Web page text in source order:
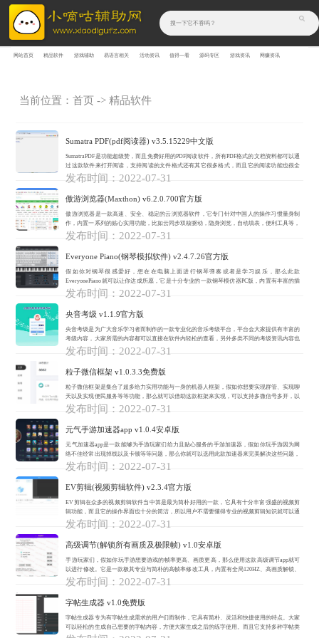
网站首页 精品软件 游戏辅助 易语言相关 活动资讯 值得一看 源码专区 游戏资讯 网赚资讯
当前位置：首页 -> 精品软件
Sumatra PDF(pdf阅读器) v3.5.15229中文版
SumatraPDF是功能超级赞，而且免费好用的PDF阅读软件，所有PDF格式的文档资料都可以通
过这款软件来打开阅读，支持阅读的文件格式还有其它很多格式，而且它的阅读功能也很全
面，可以让用户体验到最贴心、最快捷的PDF阅读。功能介绍1.支持直接选择本地的P...
发布时间：2022-07-31
傲游浏览器(Maxthon) v6.2.0.700官方版
傲游浏览器是一款高速、安全、稳定的云浏览器软件，它专门针对中国人的操作习惯量身制
作，内置一系列的贴心实用功能，比如云同步双核驱动，隐身浏览，自动填表，便利工具等，
能够为用户提供畅快的浏览体验，并且拥有智能去除页面广告，让您的浏览体验更好。软件特
色1.畅快浏...
发布时间：2022-07-31
Everyone Piano(钢琴模拟软件) v2.4.7.26官方版
假如你对钢琴很感爱好，想在在电脑上面进行钢琴弹奏或者是学习娱乐，那么此款
EveryonePiano就可以让你达成所愿，它是十分专业的一款钢琴模仿器PC版，内置有丰富的插
件、丰富的教程、大量的钢琴曲谱，而且还可以外接音源，让你在电脑上轻松进行钢琴弹奏。
功能介...
发布时间：2022-07-31
央音考级 v1.1.9官方版
央音考级是为广大音乐学习者而制作的一款专业化的音乐考级平台，平台会大家提供有丰富的
考级内容，大家所需的内容都可以直接在软件内轻松的查看，另外多类不同的考级资讯内容也
会及时推送给大家，让大家对音乐考级最新资讯可以更及时的接收。另外软件还有大量的考级
服务，集合...
发布时间：2022-07-31
粒子微信框架 v1.0.3.3免费版
粒子微信框架是集合了超多给力实用功能与一身的机器人框架，假如你想要实现群管、实现聊
天以及实现便民服务等等功能，那么就可以借助这款框架来实现，可以支持多微信号多开，以
及超多微信功能的免费使用。基本简介框架提供有非常丰富的功能API，使用者可以通过框架
实现超多...
发布时间：2022-07-31
元气手游加速器app v1.0.4安卓版
元气加速器app是一款能够为手游玩家们给力且贴心服务的手游加速器，假如你玩手游因为网
络不佳经常出现掉线以及卡顿等等问题，那么你就可以选用此款加速器来完美解决这些问题，
海量的热门游戏，以及众多的国服与外服游戏它全都可以支持加速，从而让玩家们玩手游更流
畅。功能...
发布时间：2022-07-31
EV剪辑(视频剪辑软件) v2.3.4官方版
EV剪辑在众多的视频剪辑软件当中算是最为简朴好用的一款，它具有十分丰富强盛的视频剪
辑功能，而且它的操作界面也十分的简洁，所以用户不需要懂得专业的视频剪辑知识就可以通
过它轻松剪辑视频，还可以为视频添加图片、音乐、自瞄、配音等等，让视频剪辑更加得心应
手。软件特...
发布时间：2022-07-31
高级调节(解锁所有画质及极限帧) v1.0安卓版
手游玩家们，假如你玩手游想要游戏的帧率更高、画质更高，那么使用这款高级调节app就可
以进行修改。它是一款极其专业与简朴的高帧率修改工具，内置有全局120HZ、高画质解锁、
渲染分辨率更改等等功能，可以帮助玩家们体验最棒的画质和极限帧。功能介绍1.提供帧率调
节...
发布时间：2022-07-31
字帖生成器 v1.0免费版
字帖生成器专为有字帖生成需求的用户们而制作，它具有简朴、灵活和快捷使用的特点。大家
可以轻松的生成自己想要的字帖内容，方便大家生成之后的练字使用。而且它支持多种字帖类
型的选择，内容可以自定义，还可以对格子大小、字体大小等等属性进行设置，从而生成一个